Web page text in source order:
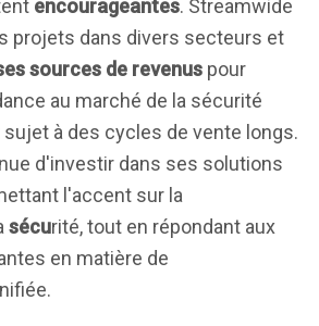
encourageantes. Streamwide
projets dans divers secteurs et
sources de revenus pour
au marché de la sécurité
à des cycles de vente longs.
d'investir dans ses solutions
l'accent sur la
sécurité, tout en répondant aux
en matière de